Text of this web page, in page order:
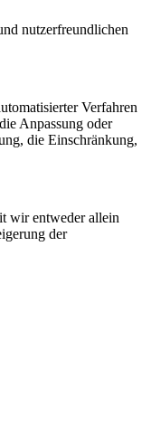
nutzerfreundlichen
Verfahren
Anpassung oder
die Einschränkung,
wir entweder allein
der